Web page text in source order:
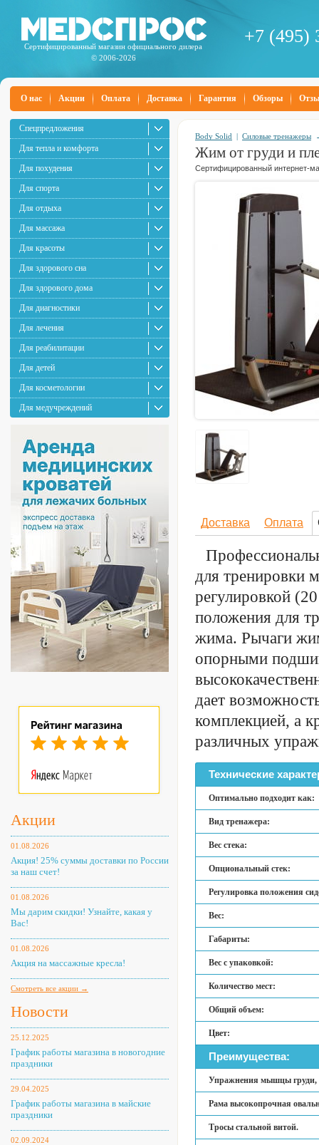
Сертифицированный магазин официального дилера
© 2006-2026
+7 (495)
О нас Акции Оплата Доставка Гарантия Обзоры
Спецпредложения
Для тепла и комфорта
Для похудения
Для спорта
Для отдыха
Для массажа
Для красоты
Для здорового сна
Для здорового дома
Для диагностики
Для лечения
Для реабилитации
Для детей
Для косметологии
Для медучреждений
Акции
01.08.2026
Акция! 25% суммы доставки по России
за наш счет!
01.08.2026
Мы дарим скидки! Узнайте, какая у
Вас!
01.08.2026
Акция на массажные кресла!
Смотреть все акции →
Новости
25.12.2025
График работы магазина в новогодние
праздники
29.04.2025
График работы магазина в майские
праздники
02.09.2024
Body Solid | Силовые тренажеры
Жим от груди и
Сертифицированный интернет-
Доставка Оплата
для тренировки
регулировкой
положения для
жима. Рычаги
опорными
дает
комплекцией, а
различных
Технические
Оптимально подходит как:
Вид тренажера:
Вес стека:
Опциональный стек:
Регулировка положения
Вес:
Габариты:
Вес с упаковкой:
Количество мест:
Общий объем:
Цвет:
Преимущества:
Упражнения мышцы груди,
Рама высокопрочная
Тросы стальной витой.